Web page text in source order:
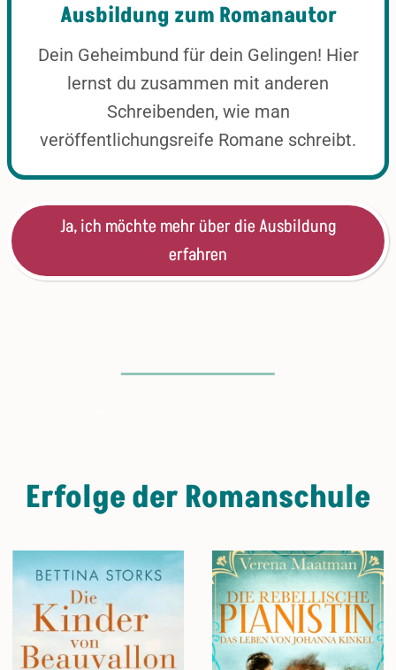
Ausbildung zum Romanautor
Dein Geheimbund für dein Gelingen! Hier
lernst du zusammen mit anderen
Schreibenden, wie man
veröffentlichungsreife Romane schreibt.
Ja, ich möchte mehr über die Ausbildung
erfahren
Erfolge der Romanschule